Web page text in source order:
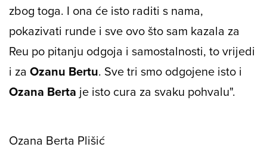
zbog toga. I ona će isto raditi s nama,
pokazivati runde i sve ovo što sam kazala za
Reu po pitanju odgoja i samostalnosti, to vrijedi
i za Ozanu Bertu. Sve tri smo odgojene isto i
Ozana Berta je isto cura za svaku pohvalu".
Ozana Berta Plišić